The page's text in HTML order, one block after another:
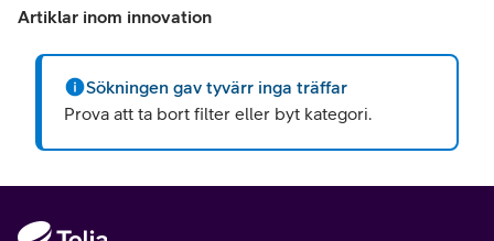
Artiklar inom innovation
Sökningen gav tyvärr inga träffar
Prova att ta bort filter eller byt kategori.